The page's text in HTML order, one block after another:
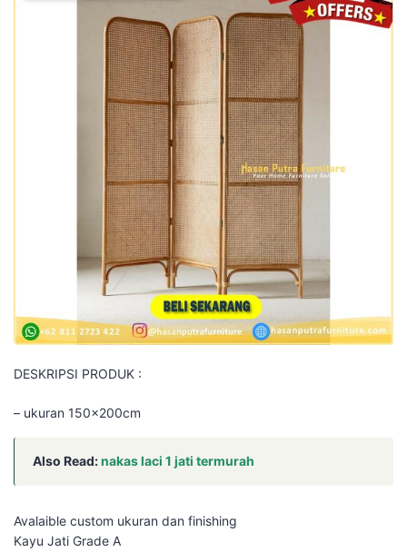
DESKRIPSI PRODUK :
– ukuran 150x200cm
Also Read:nakas laci 1 jati termurah
Avalaible custom ukuran dan finishing
Kayu Jati Grade A